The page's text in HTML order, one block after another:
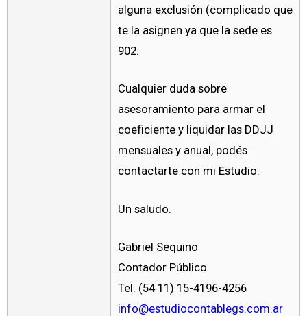
alguna exclusión (complicado que
te la asignen ya que la sede es
902.
Cualquier duda sobre
asesoramiento para armar el
coeficiente y liquidar las DDJJ
mensuales y anual, podés
contactarte con mi Estudio.
Un saludo.
Gabriel Sequino
Contador Público
Tel. (54 11) 15-4196-4256
info@estudiocontablegs.com.ar